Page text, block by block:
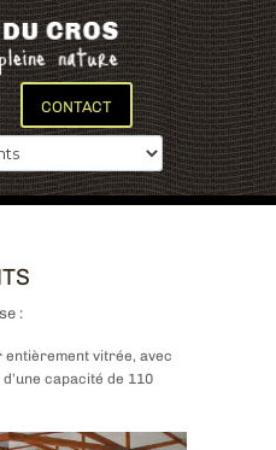
CONTACT
:
entièrement vitrée, avec
capacité de 110